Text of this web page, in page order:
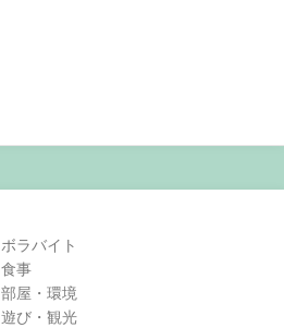
ボラバイト
食事
部屋・環境
遊び・観光